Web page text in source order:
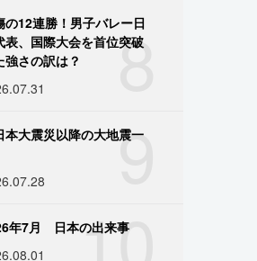
8
の12連勝！男子バレー日
表、国際大会を首位突破
強さの訳は？
9
本大震災以降の大地震一
10
年7月 日本の出来事